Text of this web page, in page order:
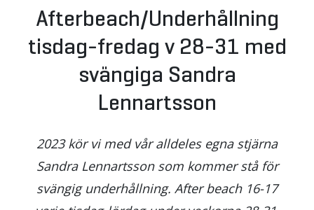
Afterbeach/Underhållning
tisdag-fredag v 28-31 med
svängiga Sandra
Lennartsson
2023 kör vi med vår alldeles egna stjärna
Sandra Lennartsson som kommer stå för
svängig underhållning. After beach 16-17